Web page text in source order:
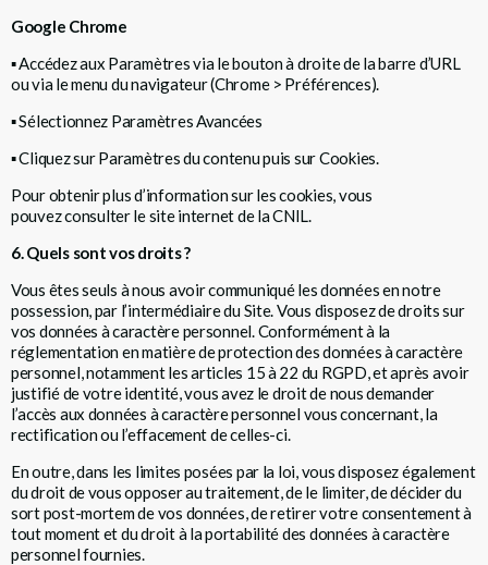
Google Chrome
▪Accédez aux Paramètres via le bouton à droite de la barre d’URL
ou via le menu du navigateur (Chrome > Préférences).
▪Sélectionnez Paramètres Avancées
▪Cliquez sur Paramètres du contenu puis sur Cookies.
Pour obtenir plus d’information sur les cookies, vous
pouvezconsulter le site internet de la CNIL.
6. Quels sont vos droits ?
Vous êtes seuls à nous avoir communiqué les données en notre
possession, par l’intermédiaire du Site. Vous disposez de droits sur
vos données à caractère personnel. Conformément à la
réglementation en matière de protection des données à caractère
personnel, notamment les articles 15 à 22 du RGPD, et après avoir
justifié de votre identité, vous avez le droit de nous demander
l’accès aux données à caractère personnel vous concernant, la
rectification ou l’effacement de celles-ci.
En outre, dans les limites posées par la loi, vous disposez également
du droit de vous opposer au traitement, de le limiter, de décider du
sort post-mortem de vos données, de retirer votre consentement à
tout moment et du droit à la portabilité des données à caractère
personnel fournies.